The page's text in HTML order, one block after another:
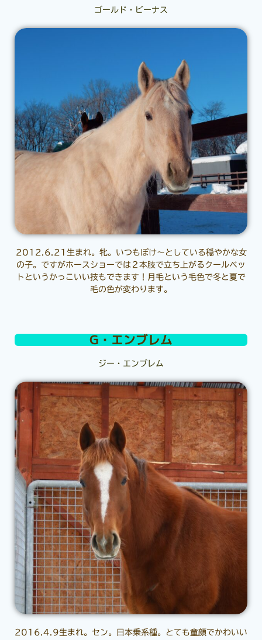
ゴールド・ビーナス
2012.6.21生まれ。牝。いつもぽけ～としている穏やかな女
の子。ですがホースショーでは２本肢で立ち上がるクールベッ
トというかっこいい技もできます！月毛という毛色で冬と夏で
毛の色が変わります。
G・エンブレム
ジー・エンブレム
2016.4.9生まれ。セン。日本乗系種。とても童顔でかわいい